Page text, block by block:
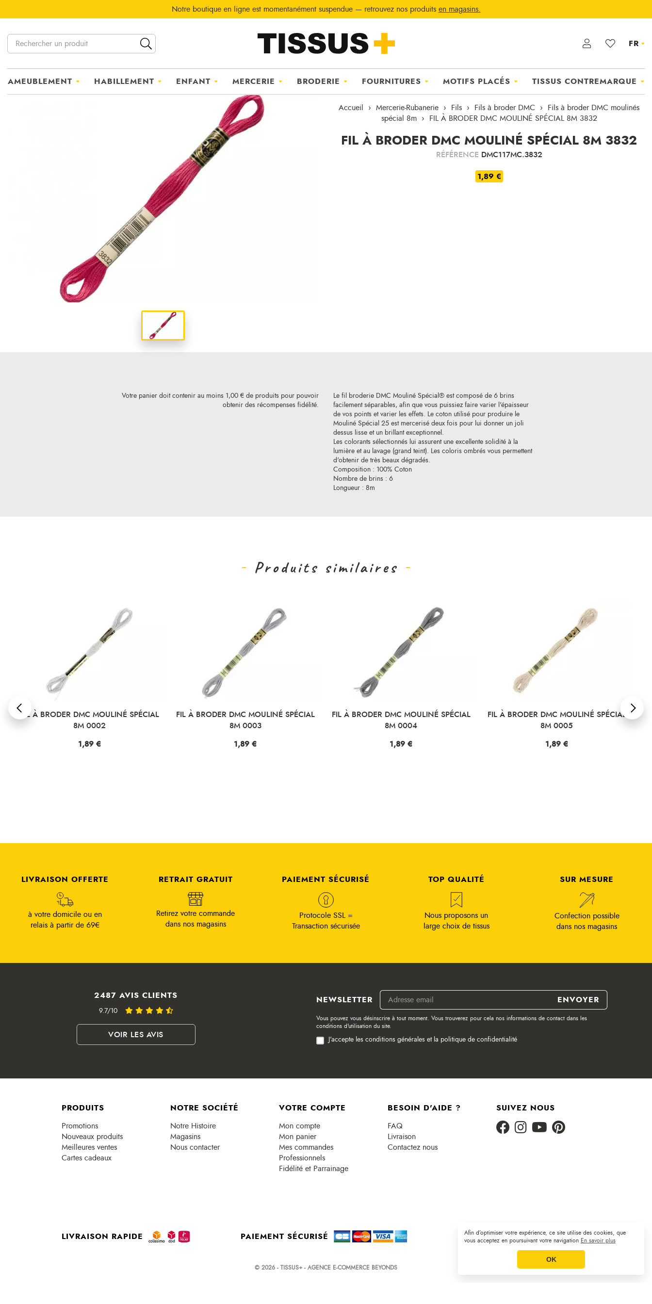
Afin d’optimiser votre expérience, ce site utilise des cookies, que
vous acceptez en poursuivant votre navigation En savoir plus
OK
Notre boutique en ligne est momentanément suspendue — retrouvez nos produits en magasins.
FR
AMEUBLEMENT HABILLEMENT ENFANT MERCERIE BRODERIE FOURNITURES MOTIFS PLACÉS TISSUS CONTREMARQUE
Accueil Mercerie-Rubanerie Fils Fils à broder DMC
Fils à broder DMC moulinés
spécial 8m
FIL À BRODER DMC MOULINÉ SPÉCIAL 8M 3832
FIL À BRODER DMC MOULINÉ SPÉCIAL 8M 3832
RÉFÉRENCE DMC117MC.3832
1,89 €
Votre panier doit contenir au moins 1,00 € de produits pour pouvoir
obtenir des récompenses fidélité.
Le fil broderie DMC Mouliné Spécial® est composé de 6 brins
facilement séparables, afin que vous puissiez faire varier l'épaisseur
de vos points et varier les effets. Le coton utilisé pour produire le
Mouliné Spécial 25 est mercerisé deux fois pour lui donner un joli
dessus lisse et un brillant exceptionnel.
Les colorants sélectionnés lui assurent une excellente solidité à la
lumière et au lavage (grand teint). Les coloris ombrés vous permettent
d'obtenir de très beaux dégradés.
Composition : 100% Coton
Nombre de brins : 6
Longueur : 8m
Produits similaires
FIL À BRODER DMC MOULINÉ SPÉCIAL
8M 0002
Prix
1,89 €
FIL À BRODER DMC MOULINÉ SPÉCIAL
8M 0003
Prix
1,89 €
FIL À BRODER DMC MOULINÉ SPÉCIAL
8M 0004
Prix
1,89 €
FIL À BRODER DMC MOULINÉ SPÉCIAL
8M 0005
Prix
1,89 €
LIVRAISON OFFERTE
à votre domicile ou en
relais à partir de 69€
RETRAIT GRATUIT
Retirez votre commande
dans nos magasins
PAIEMENT SÉCURISÉ
Protocole SSL =
Transaction sécurisée
TOP QUALITÉ
Nous proposons un
large choix de tissus
SUR MESURE
Confection possible
dans nos magasins
2487 AVIS CLIENTS
9.7/10
VOIR LES AVIS
NEWSLETTER
Vous pouvez vous désinscrire à tout moment. Vous trouverez pour cela nos informations de contact dans les
conditions d'utilisation du site.
J'accepte les conditions générales et la politique de confidentialité
PRODUITS
Promotions
Nouveaux produits
Meilleures ventes
Cartes cadeaux
NOTRE SOCIÉTÉ
Notre Histoire
Magasins
Nous contacter
VOTRE COMPTE
Mon compte
Mon panier
Mes commandes
Professionnels
Fidélité et Parrainage
BESOIN D'AIDE ?
FAQ
Livraison
Contactez nous
SUIVEZ NOUS
LIVRAISON RAPIDE PAIEMENT SÉCURISÉ Plan du site | CGV | Mentions légales
© 2026 - TISSUS+ - AGENCE E-COMMERCE BEYONDS